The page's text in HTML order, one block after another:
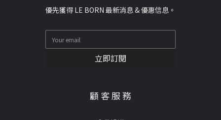
優先獲得 LE BORN 最新消息 & 優惠信息。
立即訂閱
顧 客 服 務